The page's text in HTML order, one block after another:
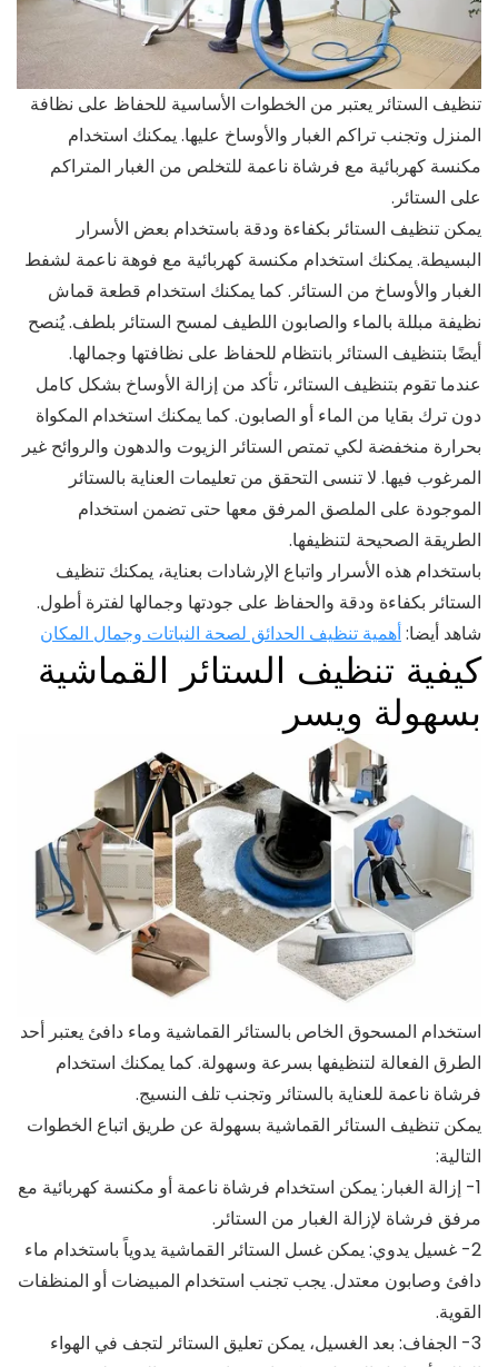
تنظيف الستائر يعتبر من الخطوات الأساسية للحفاظ على نظافة
المنزل وتجنب تراكم الغبار والأوساخ عليها. يمكنك استخدام
مكنسة كهربائية مع فرشاة ناعمة للتخلص من الغبار المتراكم
على الستائر.
يمكن تنظيف الستائر بكفاءة ودقة باستخدام بعض الأسرار
البسيطة. يمكنك استخدام مكنسة كهربائية مع فوهة ناعمة لشفط
الغبار والأوساخ من الستائر. كما يمكنك استخدام قطعة قماش
نظيفة مبللة بالماء والصابون اللطيف لمسح الستائر بلطف. يُنصح
أيضًا بتنظيف الستائر بانتظام للحفاظ على نظافتها وجمالها.
عندما تقوم بتنظيف الستائر، تأكد من إزالة الأوساخ بشكل كامل
دون ترك بقايا من الماء أو الصابون. كما يمكنك استخدام المكواة
بحرارة منخفضة لكي تمتص الستائر الزيوت والدهون والروائح غير
المرغوب فيها. لا تنسى التحقق من تعليمات العناية بالستائر
الموجودة على الملصق المرفق معها حتى تضمن استخدام
الطريقة الصحيحة لتنظيفها.
باستخدام هذه الأسرار واتباع الإرشادات بعناية، يمكنك تنظيف
الستائر بكفاءة ودقة والحفاظ على جودتها وجمالها لفترة أطول.
شاهد أيضا:أهمية تنظيف الحدائق لصحة النباتات وجمال المكان
كيفية تنظيف الستائر القماشية
بسهولة ويسر
استخدام المسحوق الخاص بالستائر القماشية وماء دافئ يعتبر أحد
الطرق الفعالة لتنظيفها بسرعة وسهولة. كما يمكنك استخدام
فرشاة ناعمة للعناية بالستائر وتجنب تلف النسيج.
يمكن تنظيف الستائر القماشية بسهولة عن طريق اتباع الخطوات
التالية:
1- إزالة الغبار: يمكن استخدام فرشاة ناعمة أو مكنسة كهربائية مع
مرفق فرشاة لإزالة الغبار من الستائر.
2- غسيل يدوي: يمكن غسل الستائر القماشية يدوياً باستخدام ماء
دافئ وصابون معتدل. يجب تجنب استخدام المبيضات أو المنظفات
القوية.
3- الجفاف: بعد الغسيل، يمكن تعليق الستائر لتجف في الهواء